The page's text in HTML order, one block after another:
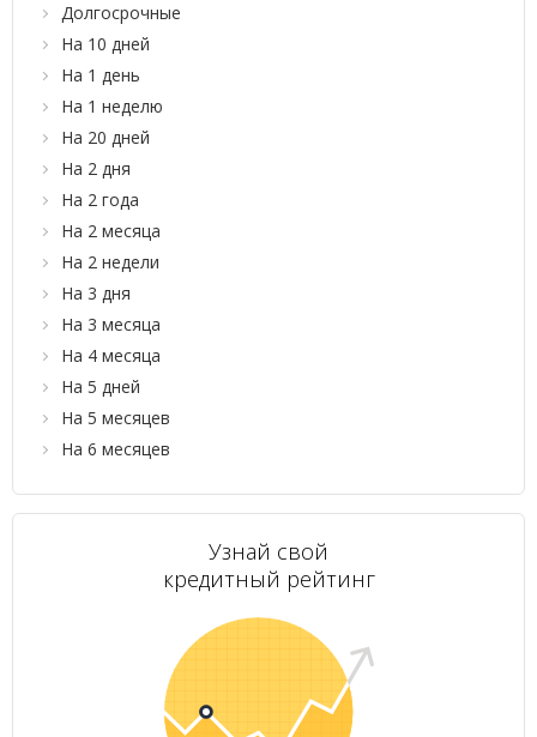
Долгосрочные
На 10 дней
На 1 день
На 1 неделю
На 20 дней
На 2 дня
На 2 года
На 2 месяца
На 2 недели
На 3 дня
На 3 месяца
На 4 месяца
На 5 дней
На 5 месяцев
На 6 месяцев
Узнай свой
кредитный рейтинг